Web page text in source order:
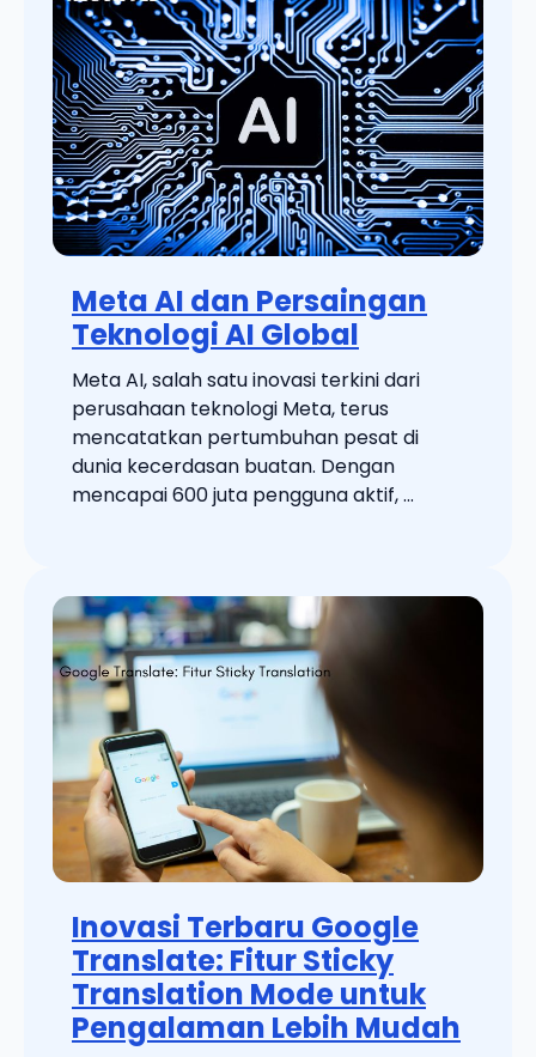
Meta AI dan Persaingan
Teknologi AI Global
Meta AI, salah satu inovasi terkini dari
perusahaan teknologi Meta, terus
mencatatkan pertumbuhan pesat di
dunia kecerdasan buatan. Dengan
mencapai 600 juta pengguna aktif, ...
Inovasi Terbaru Google
Translate: Fitur Sticky
Translation Mode untuk
Pengalaman Lebih Mudah